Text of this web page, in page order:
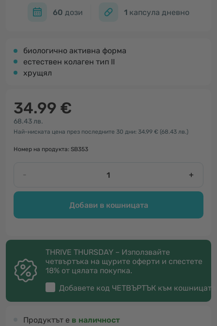
60 дози 1 капсула дневно
биологично активна форма
естествен колаген тип II
хрущял
34.99 €
68.43 лв.
Най-ниската цена през последните 30 дни: 34.99 € (68.43 лв.)
Номер на продукта: SB353
- +
Добави в кошницата
THRIVE THURSDAY – Използвайте
четвъртъка на щурите оферти и спестете
18% от цялата покупка.
Добавете код ЧЕТВЪРТЪК към кошницата
Продуктът е в наличност